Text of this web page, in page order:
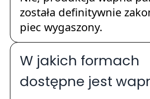
została definitywnie
piec wygaszony.
W jakich formach
dostępne jest